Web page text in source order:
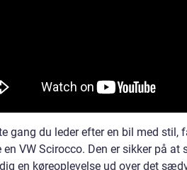
gang du leder efter en bil med stil,
en VW Scirocco. Den er sikker på
en køreoplevelse ud over det